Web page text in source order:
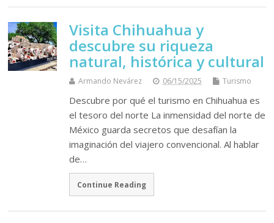
Visita Chihuahua y
descubre su riqueza
natural, histórica y cultural
Armando Nevárez 06/15/2025 Turismo
Descubre por qué el turismo en Chihuahua es
el tesoro del norte La inmensidad del norte de
México guarda secretos que desafían la
imaginación del viajero convencional. Al hablar
de…
Continue Reading